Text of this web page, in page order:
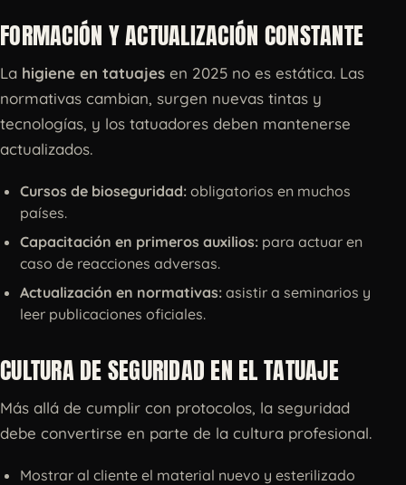
FORMACIÓN Y ACTUALIZACIÓN CONSTANTE
La higiene en tatuajes en 2025 no es estática. Las
normativas cambian, surgen nuevas tintas y
tecnologías, y los tatuadores deben mantenerse
actualizados.
Cursos de bioseguridad: obligatorios en muchos
países.
Capacitación en primeros auxilios: para actuar en
caso de reacciones adversas.
Actualización en normativas: asistir a seminarios y
leer publicaciones oficiales.
CULTURA DE SEGURIDAD EN EL TATUAJE
Más allá de cumplir con protocolos, la seguridad
debe convertirse en parte de la cultura profesional.
Mostrar al cliente el material nuevo y esterilizado